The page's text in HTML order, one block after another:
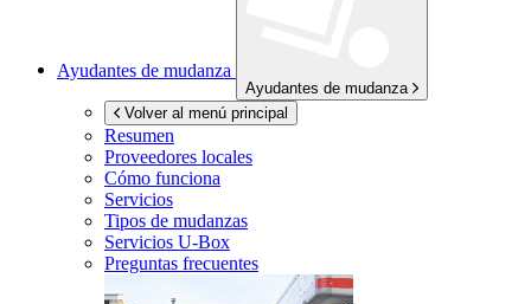
Ayudantes de mudanza
Ayudantes de mudanza
Volver al menú principal
Resumen
Proveedores locales
Cómo funciona
Servicios
Tipos de mudanzas
Servicios U-Box
Preguntas frecuentes